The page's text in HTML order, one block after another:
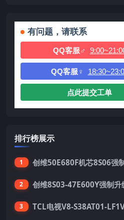
有问题，请联系
QQ客服♂
QQ客服♀
点此提交工单
排行榜展示
1 创维50E680F机芯8S06强
2 创维8S03-47E600Y强制
3